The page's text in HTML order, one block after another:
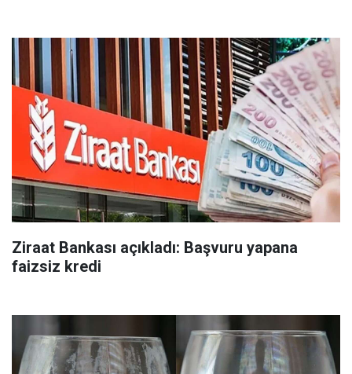
Ziraat Bankası açıkladı: Başvuru yapana
faizsiz kredi